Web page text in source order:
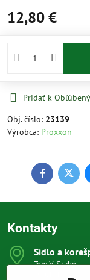
12,80 €
Pridať k
Obj. číslo: 23139
Výrobca: Proxxon
Facebook
Kontakty
Sídlo a
Tomáš Szabó